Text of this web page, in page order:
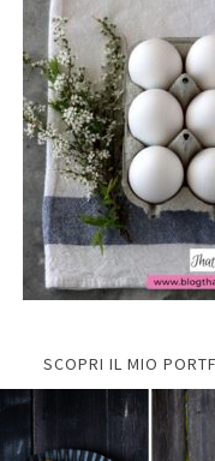
SCOPRI IL MIO